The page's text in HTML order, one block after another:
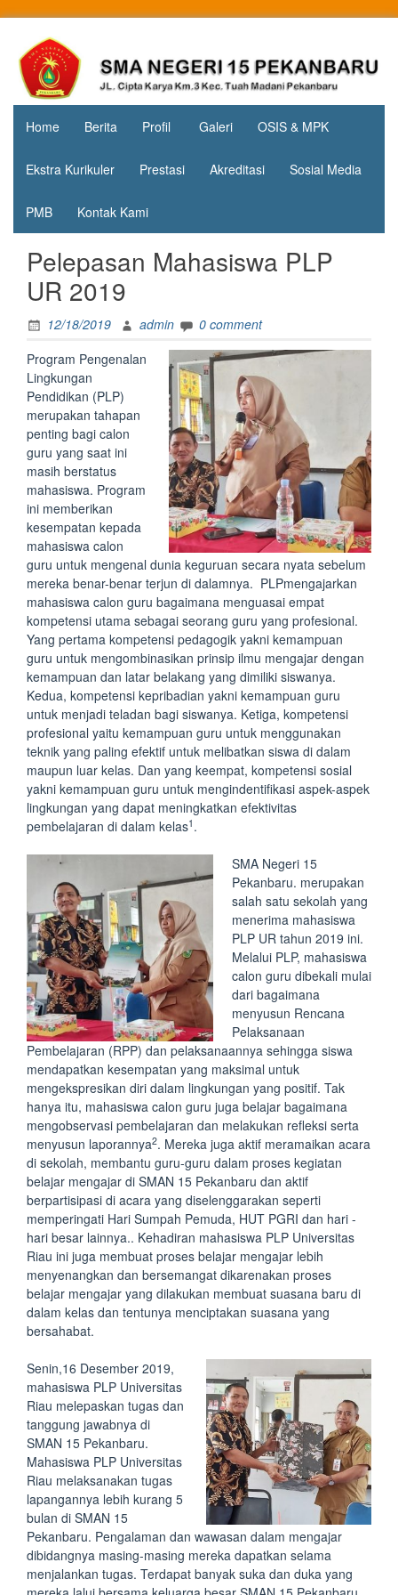
contentSMA
Negeri 15
Pekanbaru
Jl. Cipta
Karya
KM.3, Kec.
Tuah
Madani,
Home Berita Profil Galeri OSIS & MPK
Ekstra Kurikuler Prestasi Akreditasi Sosial Media
PMB Kontak Kami
Pelepasan Mahasiswa PLP
UR 2019
12/18/2019 admin
0 comment
Program Pengenalan
Lingkungan
Pendidikan (PLP)
merupakan tahapan
penting bagi calon
guru yang saat ini
masih berstatus
mahasiswa. Program
ini memberikan
kesempatan kepada
mahasiswa calon
guru untuk mengenal dunia keguruan secara nyata sebelum
mereka benar-benar terjun di dalamnya. PLPmengajarkan
mahasiswa calon guru bagaimana menguasai empat
kompetensi utama sebagai seorang guru yang profesional.
Yang pertama kompetensi pedagogik yakni kemampuan
guru untuk mengombinasikan prinsip ilmu mengajar dengan
kemampuan dan latar belakang yang dimiliki siswanya.
Kedua, kompetensi kepribadian yakni kemampuan guru
untuk menjadi teladan bagi siswanya. Ketiga, kompetensi
profesional yaitu kemampuan guru untuk menggunakan
teknik yang paling efektif untuk melibatkan siswa di dalam
maupun luar kelas. Dan yang keempat, kompetensi sosial
yakni kemampuan guru untuk mengindentifikasi aspek-aspek
lingkungan yang dapat meningkatkan efektivitas
pembelajaran di dalam kelas1 .
SMA Negeri 15
Pekanbaru. merupakan
salah satu sekolah yang
menerima mahasiswa
PLP UR tahun 2019 ini.
Melalui PLP, mahasiswa
calon guru dibekali mulai
dari bagaimana
menyusun Rencana
Pelaksanaan
Pembelajaran (RPP) dan pelaksanaannya sehingga siswa
mendapatkan kesempatan yang maksimal untuk
mengekspresikan diri dalam lingkungan yang positif. Tak
hanya itu, mahasiswa calon guru juga belajar bagaimana
mengobservasi pembelajaran dan melakukan refleksi serta
menyusun laporannya2. Mereka juga aktif meramaikan acara
di sekolah, membantu guru-guru dalam proses kegiatan
belajar mengajar di SMAN 15 Pekanbaru dan aktif
berpartisipasi di acara yang diselenggarakan seperti
memperingati Hari Sumpah Pemuda, HUT PGRI dan hari -
hari besar lainnya.. Kehadiran mahasiswa PLP Universitas
Riau ini juga membuat proses belajar mengajar lebih
menyenangkan dan bersemangat dikarenakan proses
belajar mengajar yang dilakukan membuat suasana baru di
dalam kelas dan tentunya menciptakan suasana yang
bersahabat.
Senin,16 Desember 2019,
mahasiswa PLP Universitas
Riau melepaskan tugas dan
tanggung jawabnya di
SMAN 15 Pekanbaru.
Mahasiswa PLP Universitas
Riau melaksanakan tugas
lapangannya lebih kurang 5
bulan di SMAN 15
Pekanbaru. Pengalaman dan wawasan dalam mengajar
dibidangnya masing-masing mereka dapatkan selama
menjalankan tugas. Terdapat banyak suka dan duka yang